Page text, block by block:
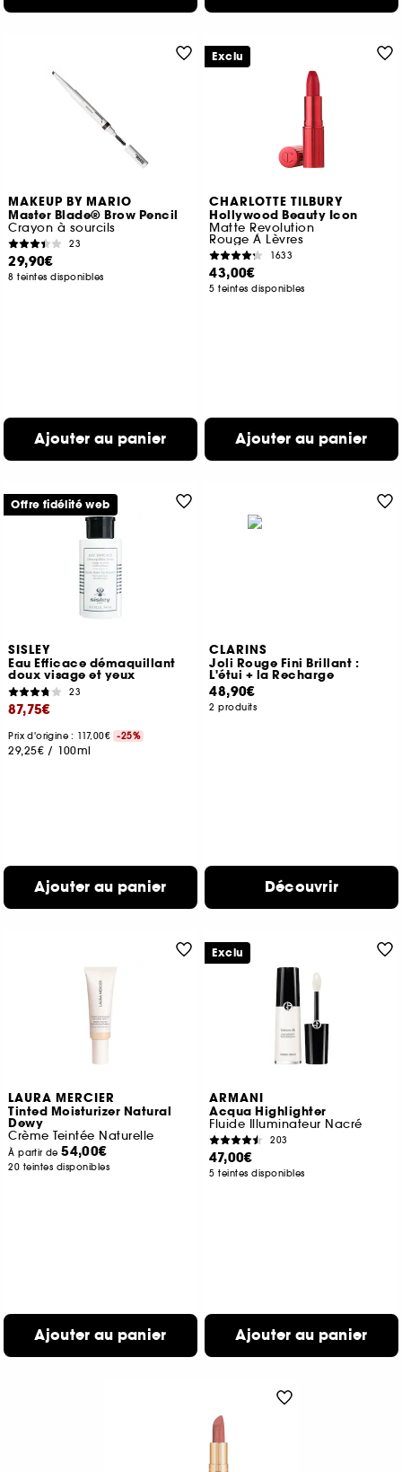
MAKEUP BY MARIO
Master Blade® Brow Pencil
Crayon à sourcils
23
29,90€
8 teintes disponibles
Ajouter au panier
CHARLOTTE TILBURY
Hollywood Beauty Icon
Matte Revolution
Rouge À Lèvres
1633
43,00€
5 teintes disponibles
Ajouter au panier
Exclu
SISLEY
Eau Efficace démaquillant
doux visage et yeux
23
87,75€
Prix d'origine : 117,00€ -25%
29,25€ / 100ml
Ajouter au panier
Offre fidélité web
CLARINS
Joli Rouge Fini Brillant :
L'étui + la Recharge
48,90€
2 produits
Découvrir
LAURA MERCIER
Tinted Moisturizer Natural
Dewy
Crème Teintée Naturelle
À partir de54,00€
20 teintes disponibles
Ajouter au panier
ARMANI
Acqua Highlighter
Fluide Illuminateur Nacré
203
47,00€
5 teintes disponibles
Ajouter au panier
Exclu